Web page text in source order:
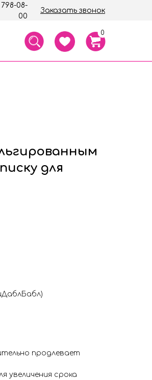
Заказать звонок
798-08-
00
0
для
продлевает
увеличения срока